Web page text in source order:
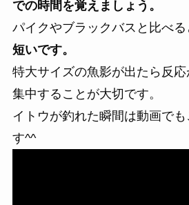
での時間を覚えましょう。
パイクやブラックバスと比べる
短いです。
特大サイズの魚影が出たら反
集中することが大切です。
イトウが釣れた瞬間は動画で
す^^